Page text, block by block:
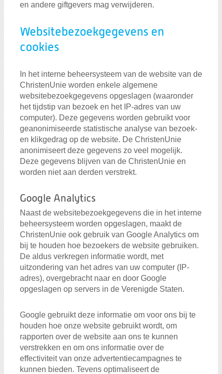
en andere giftgevers mag verwijderen.
Websitebezoekgegevens en
cookies
In het interne beheersysteem van de website van de
ChristenUnie worden enkele algemene
websitebezoekgegevens opgeslagen (waaronder
het tijdstip van bezoek en het IP-adres van uw
computer). Deze gegevens worden gebruikt voor
geanonimiseerde statistische analyse van bezoek-
en klikgedrag op de website. De ChristenUnie
anonimiseert deze gegevens zo veel mogelijk.
Deze gegevens blijven van de ChristenUnie en
worden niet aan derden verstrekt.
Google Analytics
Naast de websitebezoekgegevens die in het interne
beheersysteem worden opgeslagen, maakt de
ChristenUnie ook gebruik van Google Analytics om
bij te houden hoe bezoekers de website gebruiken.
De aldus verkregen informatie wordt, met
uitzondering van het adres van uw computer (IP-
adres), overgebracht naar en door Google
opgeslagen op servers in de Verenigde Staten.
Google gebruikt deze informatie om voor ons bij te
houden hoe onze website gebruikt wordt, om
rapporten over de website aan ons te kunnen
verstrekken en om ons informatie over de
effectiviteit van onze advertentiecampagnes te
kunnen bieden. Tevens optimaliseert de